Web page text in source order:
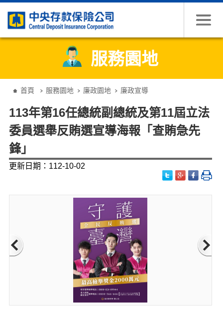
服務園地
首頁 服務園地 廉政園地 廉政宣導
​113年第16任總統副總統及第11屆立法
委員選舉反賄選宣導海報「查賄急先
鋒」
更新日期：112-10-02